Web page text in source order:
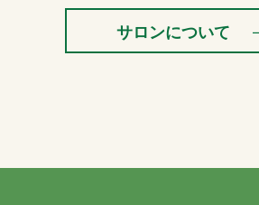
サロンについて